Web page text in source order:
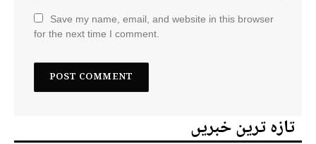
Save my name, email, and website in this browser
for the next time I comment.
تازہ ترین خبریں